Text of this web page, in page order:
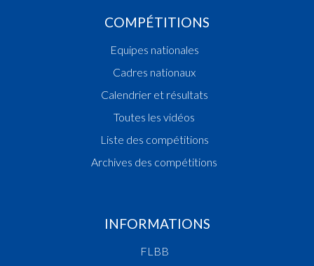
COMPÉTITIONS
Equipes nationales
Cadres nationaux
Calendrier et résultats
Toutes les vidéos
Liste des compétitions
Archives des compétitions
INFORMATIONS
FLBB